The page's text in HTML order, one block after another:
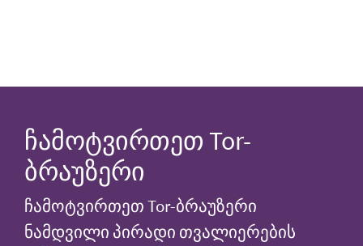
ჩამოტვირთეთ Tor-
ბრაუზერი
ჩამოტვირთეთ Tor-ბრაუზერი
ნამდვილი პირადი თვალიერების